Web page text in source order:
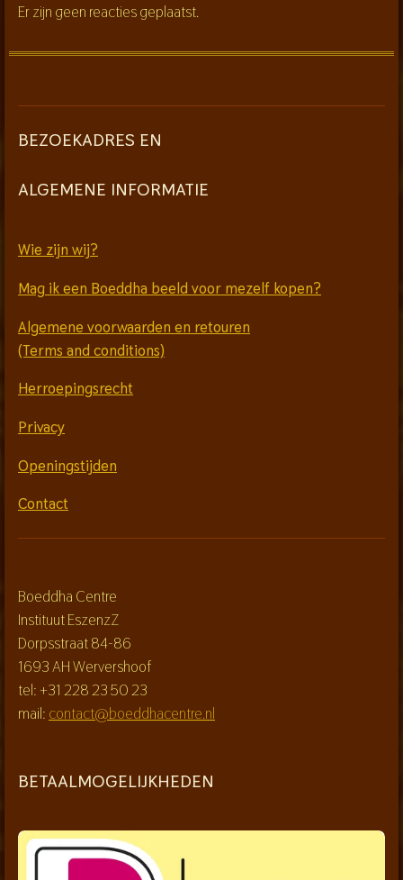
Er zijn geen reacties geplaatst.
BEZOEKADRES EN
ALGEMENE INFORMATIE
Wie zijn wij?
Mag ik een Boeddha beeld voor mezelf kopen?
Algemene voorwaarden en retouren
(Terms and conditions)
Herroepingsrecht
Privacy
Openingstijden
Contact
Boeddha Centre
Instituut EszenzZ
Dorpsstraat 84-86
1693 AH Wervershoof
tel: +31 228 23 50 23
mail: contact@boeddhacentre.nl
BETAALMOGELIJKHEDEN